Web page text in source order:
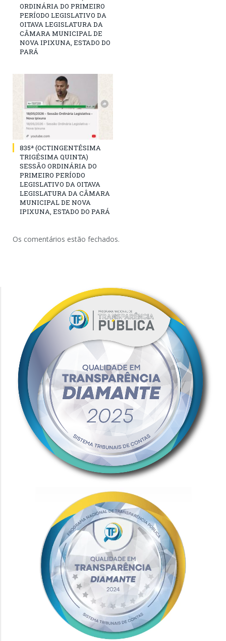
ORDINÁRIA DO PRIMEIRO
PERÍODO LEGISLATIVO DA
OITAVA LEGISLATURA DA
CÂMARA MUNICIPAL DE
NOVA IPIXUNA, ESTADO DO
PARÁ
835ª (OCTINGENTÉSIMA
TRIGÉSIMA QUINTA)
SESSÃO ORDINÁRIA DO
PRIMEIRO PERÍODO
LEGISLATIVO DA OITAVA
LEGISLATURA DA CÂMARA
MUNICIPAL DE NOVA
IPIXUNA, ESTADO DO PARÁ
Os comentários estão fechados.